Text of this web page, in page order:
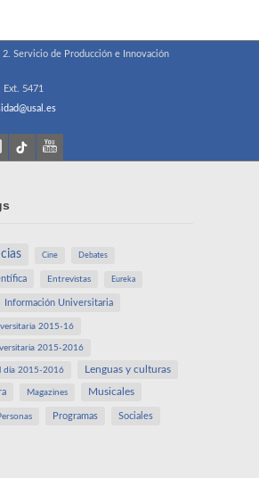
2. Servicio de Producción e Innovación
5471
Cine Debates
Entrevistas Eureka
Información Universitaria
2015-16
2015-2016
día 2015-2016 Lenguas y culturas
Magazines Musicales
Programas Sociales